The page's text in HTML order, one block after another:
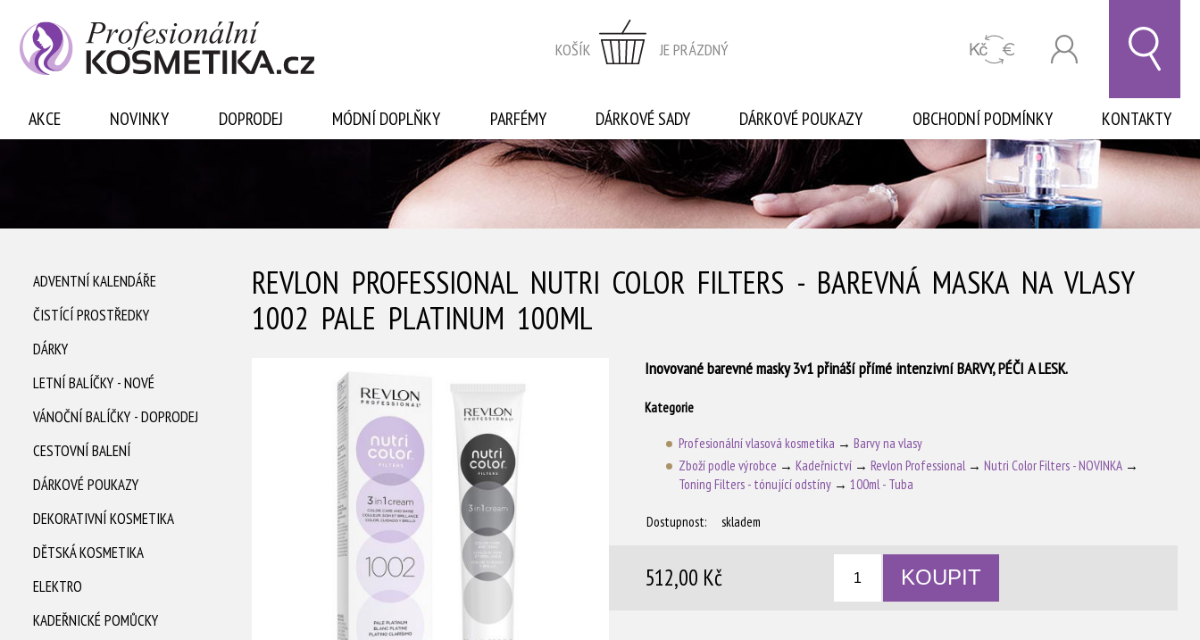
KOŠÍK JE PRÁZDNÝ
AKCE NOVINKY DOPRODEJ MÓDNÍ DOPLŇKY PARFÉMY DÁRKOVÉ SADY DÁRKOVÉ POUKAZY OBCHODNÍ PODMÍNKY KONTAKTY
ADVENTNÍ KALENDÁŘE
ČISTÍCÍ PROSTŘEDKY
DÁRKY
LETNÍ BALÍČKY - NOVÉ
VÁNOČNÍ BALÍČKY - DOPRODEJ
CESTOVNÍ BALENÍ
DÁRKOVÉ POUKAZY
DEKORATIVNÍ KOSMETIKA
DĚTSKÁ KOSMETIKA
ELEKTRO
KADEŘNICKÉ POMŮCKY
REVLON PROFESSIONAL NUTRI COLOR FILTERS - BAREVNÁ MASKA NA VLASY
1002 PALE PLATINUM 100ML
Inovované barevné masky 3v1 přináší přímé intenzivní BARVY, PÉČI A LESK.
Kategorie
Profesionální vlasová kosmetika → Barvy na vlasy
Zboží podle výrobce → Kadeřnictví→ Revlon Professional→ Nutri Color Filters - NOVINKA→
Toning Filters - tónující odstíny→ 100ml - Tuba
Dostupnost: skladem
512,00 Kč